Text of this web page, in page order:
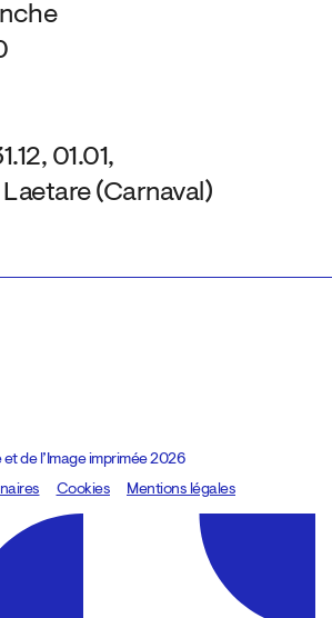
01.01,
(Carnaval)
de l’Image imprimée 2026
, code:8080.studio
Cookies Mentions légales